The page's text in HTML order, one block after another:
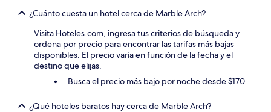
¿Cuánto cuesta un hotel cerca de Marble Arch?
Visita Hoteles.com, ingresa tus criterios de búsqueda y
ordena por precio para encontrar las tarifas más bajas
disponibles. El precio varía en función de la fecha y el
destino que elijas.
Busca el precio más bajo por noche desde $170
¿Qué hoteles baratos hay cerca de Marble Arch?